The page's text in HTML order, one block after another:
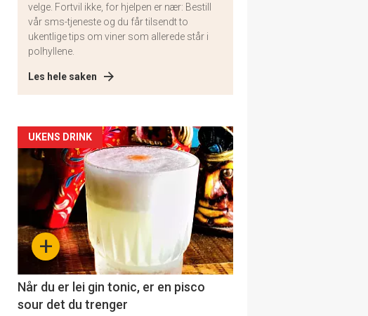
velge. Fortvil ikke, for hjelpen er nær: Bestill
vår sms-tjeneste og du får tilsendt to
ukentlige tips om viner som allerede står i
polhyllene.
Les hele saken
Artikler
detail
section
11+
UKENS DRINK
Når du er lei gin tonic, er en pisco
sour det du trenger